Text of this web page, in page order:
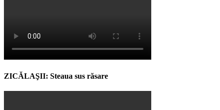
ZICĂLAŞII: Steaua sus răsare